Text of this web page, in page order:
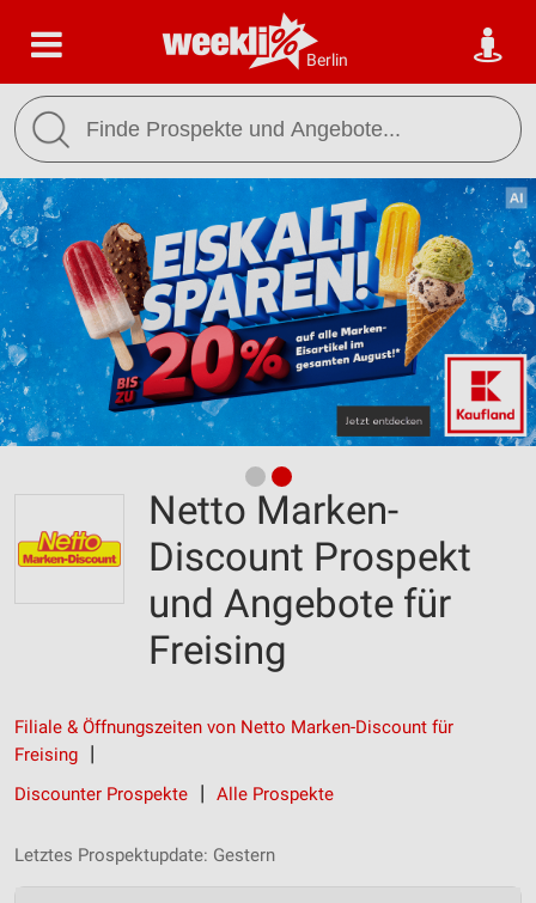
Berlin
Netto Marken-
Discount Prospekt
und Angebote für
Freising
Filiale & Öffnungszeiten von Netto Marken-Discount für
Freising
Discounter Prospekte
Alle Prospekte
Letztes Prospektupdate: Gestern